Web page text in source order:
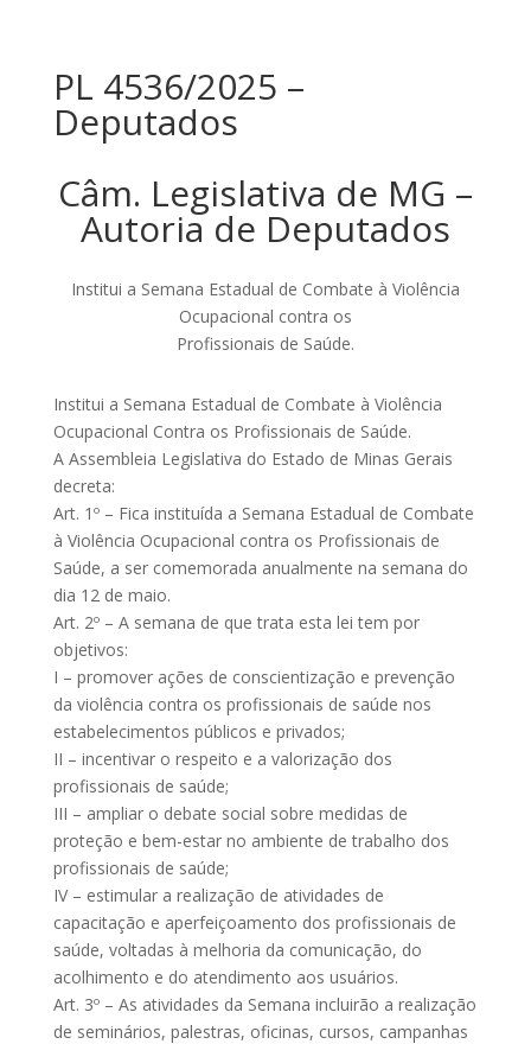
PL 4536/2025 –
Deputados
Câm. Legislativa de MG –
Autoria de Deputados
Institui a Semana Estadual de Combate à Violência
Ocupacional contra os
Profissionais de Saúde.
Institui a Semana Estadual de Combate à Violência
Ocupacional Contra os Profissionais de Saúde.
A Assembleia Legislativa do Estado de Minas Gerais
decreta:
Art. 1º – Fica instituída a Semana Estadual de Combate
à Violência Ocupacional contra os Profissionais de
Saúde, a ser comemorada anualmente na semana do
dia 12 de maio.
Art. 2º – A semana de que trata esta lei tem por
objetivos:
I – promover ações de conscientização e prevenção
da violência contra os profissionais de saúde nos
estabelecimentos públicos e privados;
II – incentivar o respeito e a valorização dos
profissionais de saúde;
III – ampliar o debate social sobre medidas de
proteção e bem-estar no ambiente de trabalho dos
profissionais de saúde;
IV – estimular a realização de atividades de
capacitação e aperfeiçoamento dos profissionais de
saúde, voltadas à melhoria da comunicação, do
acolhimento e do atendimento aos usuários.
Art. 3º – As atividades da Semana incluirão a realização
de seminários, palestras, oficinas, cursos, campanhas